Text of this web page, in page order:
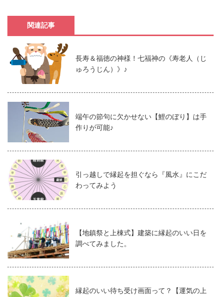
関連記事
長寿＆福徳の神様！七福神の《寿老人（じ
ゅろうじん）》♪
端午の節句に欠かせない【鯉のぼり】は手
作りが可能♪
引っ越しで縁起を担ぐなら『風水』にこだ
わってみよう
【地鎮祭と上棟式】建築に縁起のいい日を
調べてみました。
縁起のいい待ち受け画面って？【運気の上